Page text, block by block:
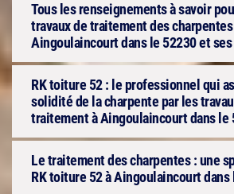
Tous les renseignements à savoir
travaux de traitement des charpentes
Aingoulaincourt dans le 52230 et
RK toiture 52 : le professionnel qui
solidité de la charpente par les
traitement à Aingoulaincourt dans le
Le traitement des charpentes : une
RK toiture 52 à Aingoulaincourt dans